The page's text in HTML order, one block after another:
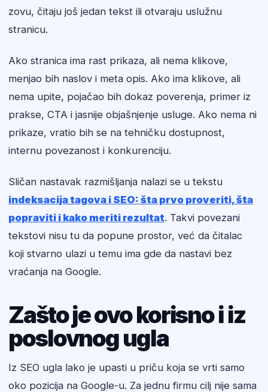
zovu, čitaju još jedan tekst ili otvaraju uslužnu
stranicu.
Ako stranica ima rast prikaza, ali nema klikove,
menjao bih naslov i meta opis. Ako ima klikove, ali
nema upite, pojačao bih dokaz poverenja, primer iz
prakse, CTA i jasnije objašnjenje usluge. Ako nema ni
prikaze, vratio bih se na tehničku dostupnost,
internu povezanost i konkurenciju.
Sličan nastavak razmišljanja nalazi se u tekstu
indeksacija tagova i SEO: šta prvo proveriti, šta
popraviti i kako meriti rezultat. Takvi povezani
tekstovi nisu tu da popune prostor, već da čitalac
koji stvarno ulazi u temu ima gde da nastavi bez
vraćanja na Google.
Zašto je ovo korisno i iz
poslovnog ugla
Iz SEO ugla lako je upasti u priču koja se vrti samo
oko pozicija na Google-u. Za jednu firmu cilj nije sama